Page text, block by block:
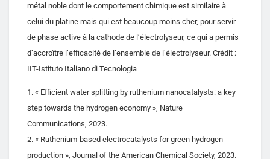
métal noble dont le comportement chimique est similaire à
celui du platine mais qui est beaucoup moins cher, pour servir
de phase active à la cathode de l’électrolyseur, ce qui a permis
d’accroître l’efficacité de l’ensemble de l’électrolyseur. Crédit :
IIT-Istituto Italiano di Tecnologia
1. « Efficient water splitting by ruthenium nanocatalysts: a key
step towards the hydrogen economy », Nature
Communications, 2023.
2. « Ruthenium-based electrocatalysts for green hydrogen
production », Journal of the American Chemical Society, 2023.